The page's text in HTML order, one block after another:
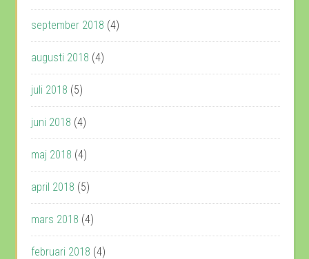
september 2018 (4)
augusti 2018 (4)
juli 2018 (5)
juni 2018 (4)
maj 2018 (4)
april 2018 (5)
mars 2018 (4)
februari 2018 (4)